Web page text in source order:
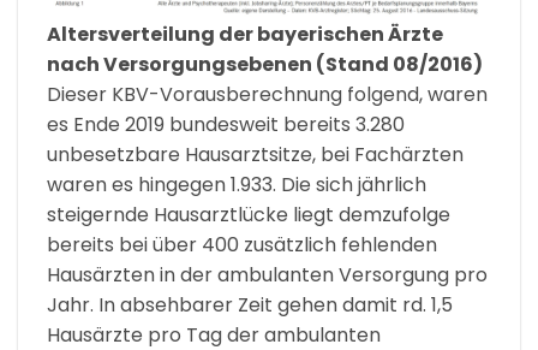
Altersverteilung der bayerischen Ärzte
nach Versorgungsebenen (Stand 08/2016)
Dieser KBV-Vorausberechnung folgend, waren
es Ende 2019 bundesweit bereits 3.280
unbesetzbare Hausarztsitze, bei Fachärzten
waren es hingegen 1.933. Die sich jährlich
steigernde Hausarztlücke liegt demzufolge
bereits bei über 400 zusätzlich fehlenden
Hausärzten in der ambulanten Versorgung pro
Jahr. In absehbarer Zeit gehen damit rd. 1,5
Hausärzte pro Tag der ambulanten